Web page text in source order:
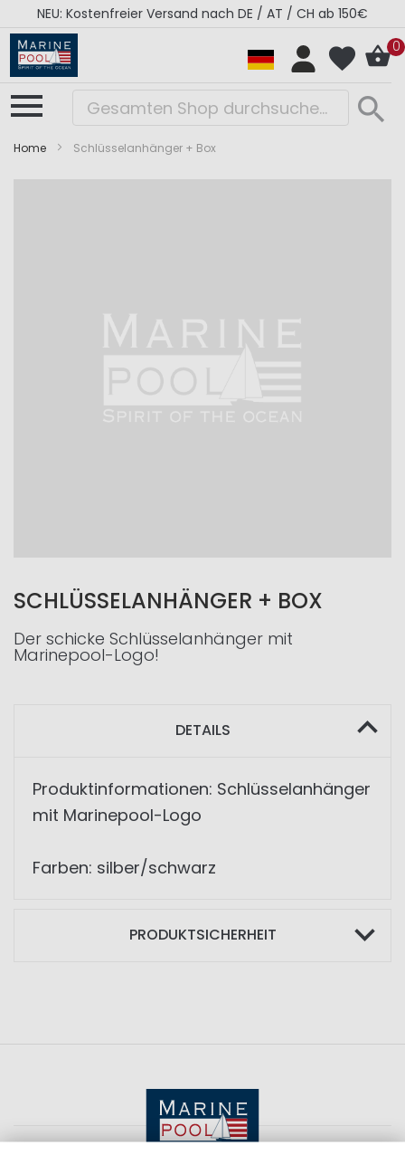
NEU: Kostenfreier Versand nach DE / AT / CH ab 150€
0
Home Schlüsselanhänger + Box
SCHLÜSSELANHÄNGER + BOX
Der schicke Schlüsselanhänger mit
Marinepool-Logo!
DETAILS
Produktinformationen: Schlüsselanhänger
mit Marinepool-Logo
Farben: silber/schwarz
PRODUKTSICHERHEIT